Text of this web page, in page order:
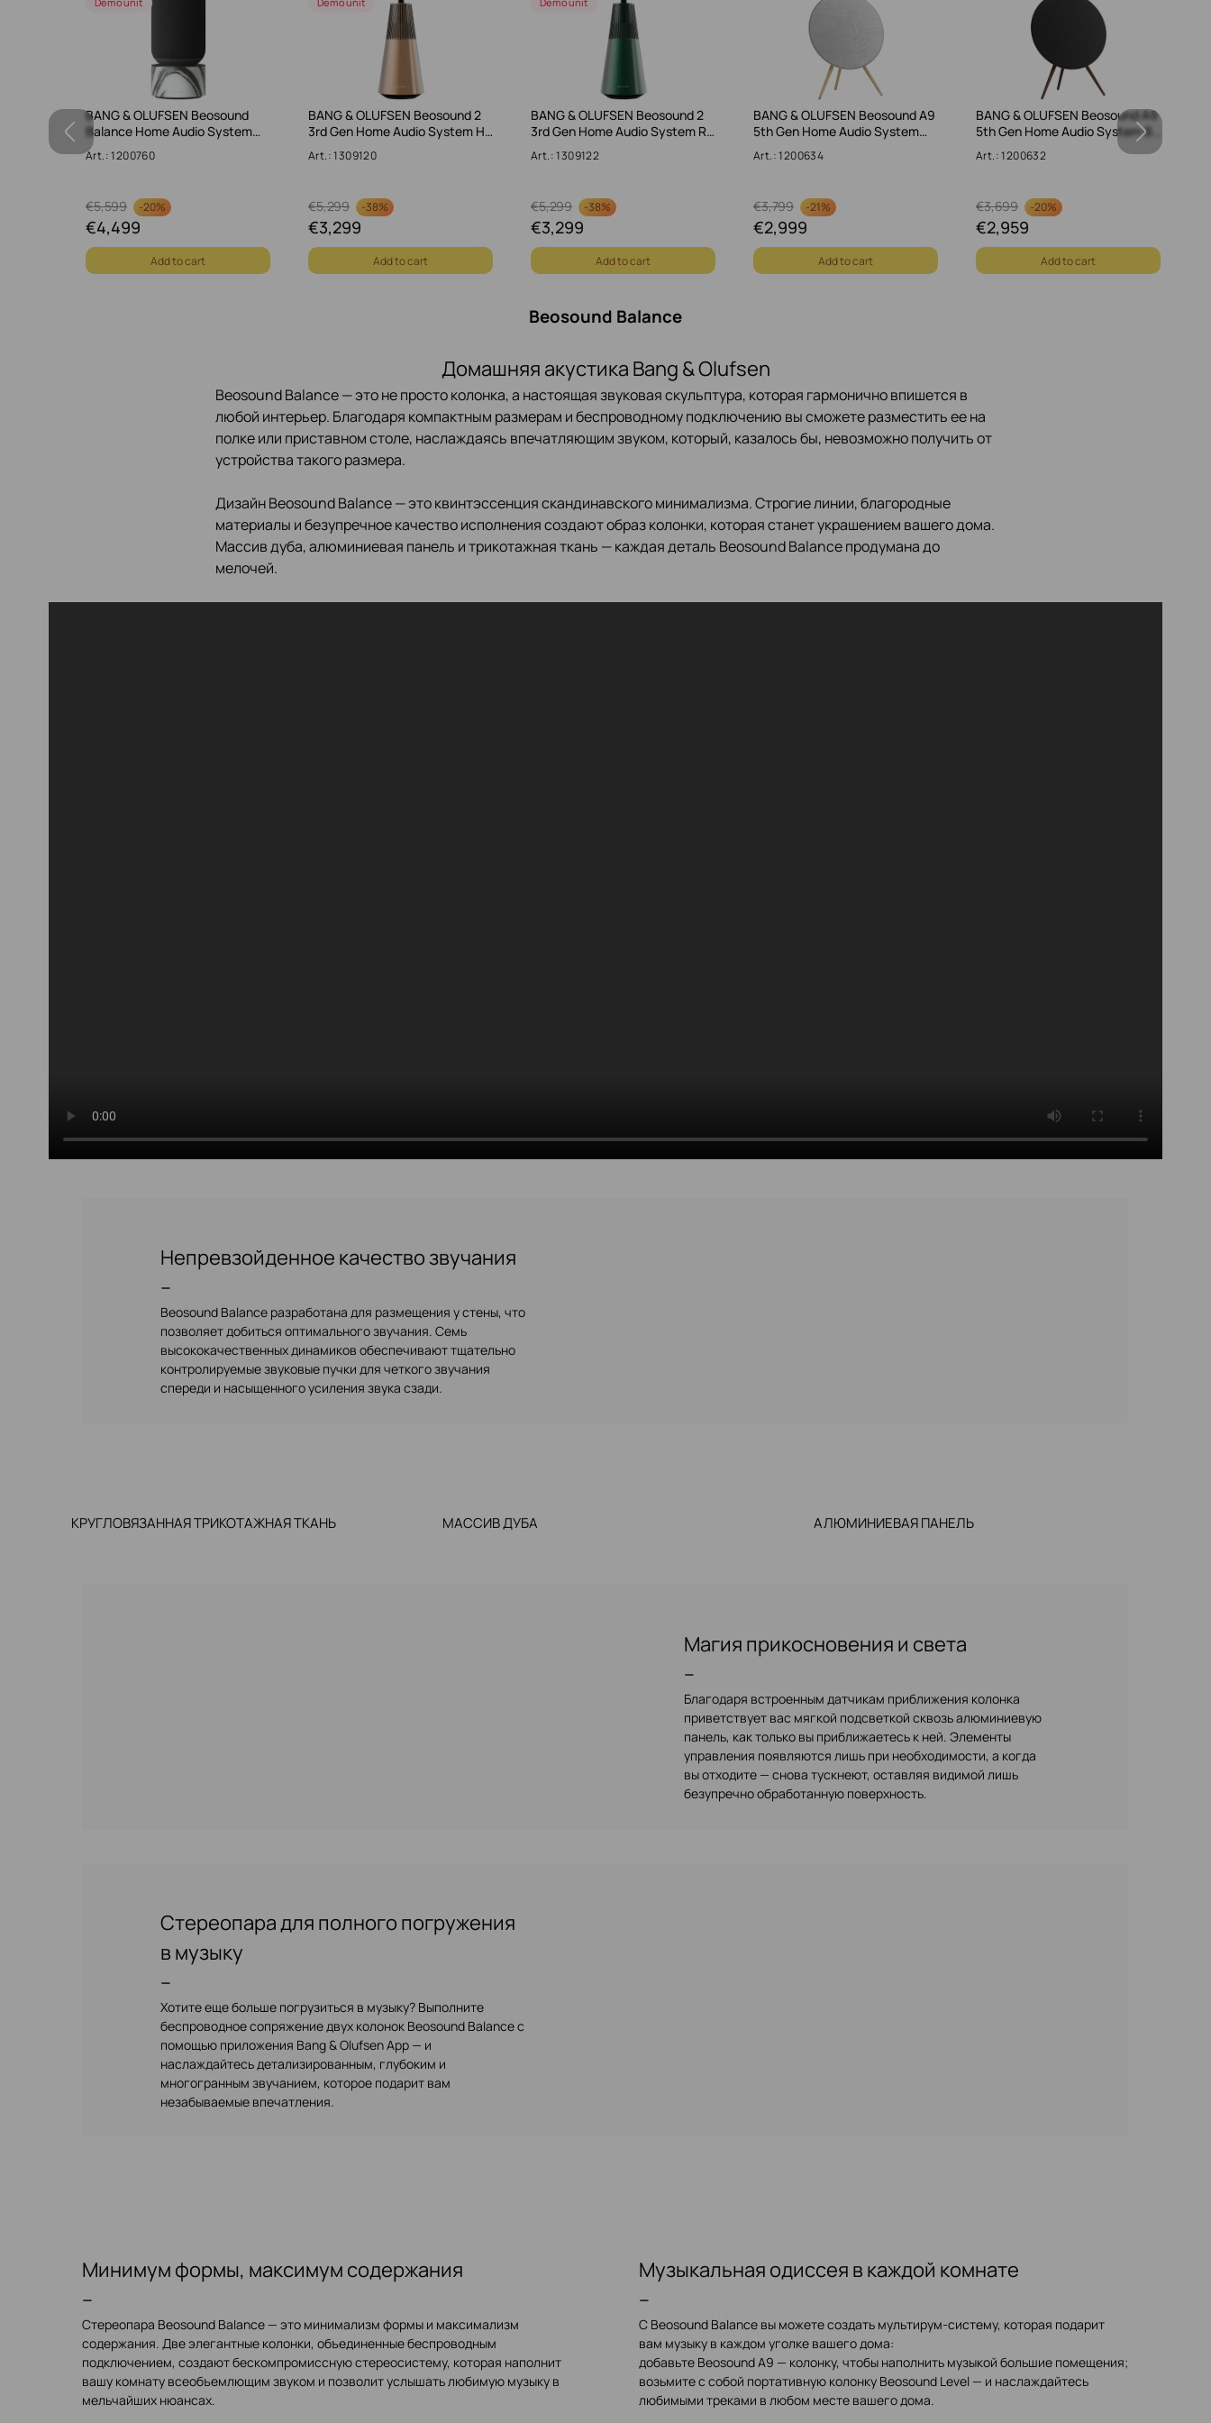
BANG & OLUFSEN Beosound
Balance Home Audio System…
Art.: 1200760
5,599
€ -20%
4,499
€
Add to cart
BANG & OLUFSEN Beosound 2
3rd Gen Home Audio System H…
Art.: 1309120
5,299
€ -38%
3,299
€
Add to cart
BANG & OLUFSEN Beosound 2
3rd Gen Home Audio System R…
Art.: 1309122
5,299
€ -38%
3,299
€
Add to cart
BANG & OLUFSEN Beosound A9
5th Gen Home Audio System…
Art.: 1200634
3,799
€ -21%
2,999
€
Add to cart
BANG & OLUFSEN Beosound A9
5th Gen Home Audio System B…
Art.: 1200632
3,699
€ -20%
2,959
€
Add to cart
Beosound Balance
Домашняя акустика Bang & Olufsen
Beosound Balance — это не просто колонка, а настоящая звуковая скульптура, которая гармонично впишется в
любой интерьер. Благодаря компактным размерам и беспроводному подключению вы сможете разместить ее на
полке или приставном столе, наслаждаясь впечатляющим звуком, который, казалось бы, невозможно получить от
устройства такого размера.
Дизайн Beosound Balance — это квинтэссенция скандинавского минимализма. Строгие линии, благородные
материалы и безупречное качество исполнения создают образ колонки, которая станет украшением вашего дома.
Массив дуба, алюминиевая панель и трикотажная ткань — каждая деталь Beosound Balance продумана до
мелочей.
Непревзойденное качество звучания
–
Beosound Balance разработана для размещения у стены, что
позволяет добиться оптимального звучания. Семь
высококачественных динамиков обеспечивают тщательно
контролируемые звуковые пучки для четкого звучания
спереди и насыщенного усиления звука сзади.
КРУГЛОВЯЗАННАЯ ТРИКОТАЖНАЯ ТКАНЬ МАССИВ ДУБА АЛЮМИНИЕВАЯ ПАНЕЛЬ
Магия прикосновения и света
–
Благодаря встроенным датчикам приближения колонка
приветствует вас мягкой подсветкой сквозь алюминиевую
панель, как только вы приближаетесь к ней. Элементы
управления появляются лишь при необходимости, а когда
вы отходите — снова тускнеют, оставляя видимой лишь
безупречно обработанную поверхность.
Стереопара для полного погружения
в музыку
–
Хотите еще больше погрузиться в музыку? Выполните
беспроводное сопряжение двух колонок Beosound Balance с
помощью приложения Bang & Olufsen App — и
наслаждайтесь детализированным, глубоким и
многогранным звучанием, которое подарит вам
незабываемые впечатления.
Минимум формы, максимум содержания
–
Стереопара Beosound Balance — это минимализм формы и максимализм
содержания. Две элегантные колонки, объединенные беспроводным
подключением, создают бескомпромиссную стереосистему, которая наполнит
вашу комнату всеобъемлющим звуком и позволит услышать любимую музыку в
мельчайших нюансах.
Музыкальная одиссея в каждой комнате
–
С Beosound Balance вы можете создать мультирум-систему, которая подарит
вам музыку в каждом уголке вашего дома:
добавьте Beosound A9 — колонку, чтобы наполнить музыкой большие помещения;
возьмите с собой портативную колонку Beosound Level — и наслаждайтесь
любимыми треками в любом месте вашего дома.